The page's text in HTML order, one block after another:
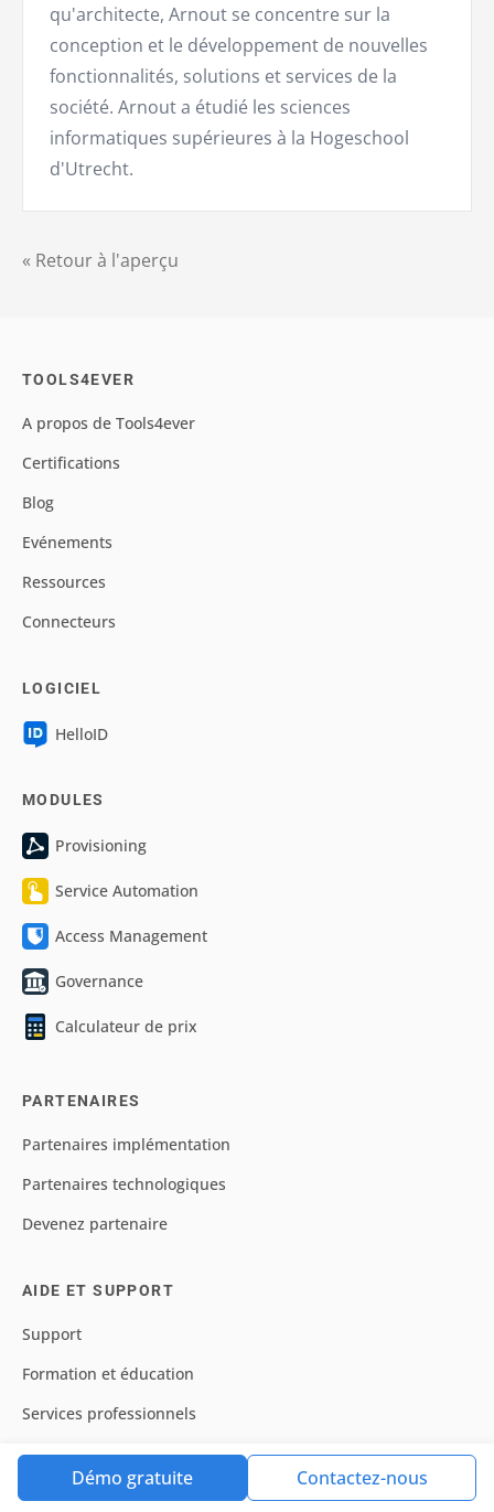
Démo gratuite Contactez-nous
« Retour à l'aperçu
qu'architecte, Arnout se concentre sur la
conception et le développement de nouvelles
fonctionnalités, solutions et services de la
société. Arnout a étudié les sciences
informatiques supérieures à la Hogeschool
d'Utrecht.
TOOLS4EVER
A propos de Tools4ever
Certifications
Blog
Evénements
Ressources
Connecteurs
LOGICIEL
HelloID
MODULES
Provisioning
Service Automation
Access Management
Governance
Calculateur de prix
PARTENAIRES
Partenaires implémentation
Partenaires technologiques
Devenez partenaire
AIDE ET SUPPORT
Support
Formation et éducation
Services professionnels
Glossaire